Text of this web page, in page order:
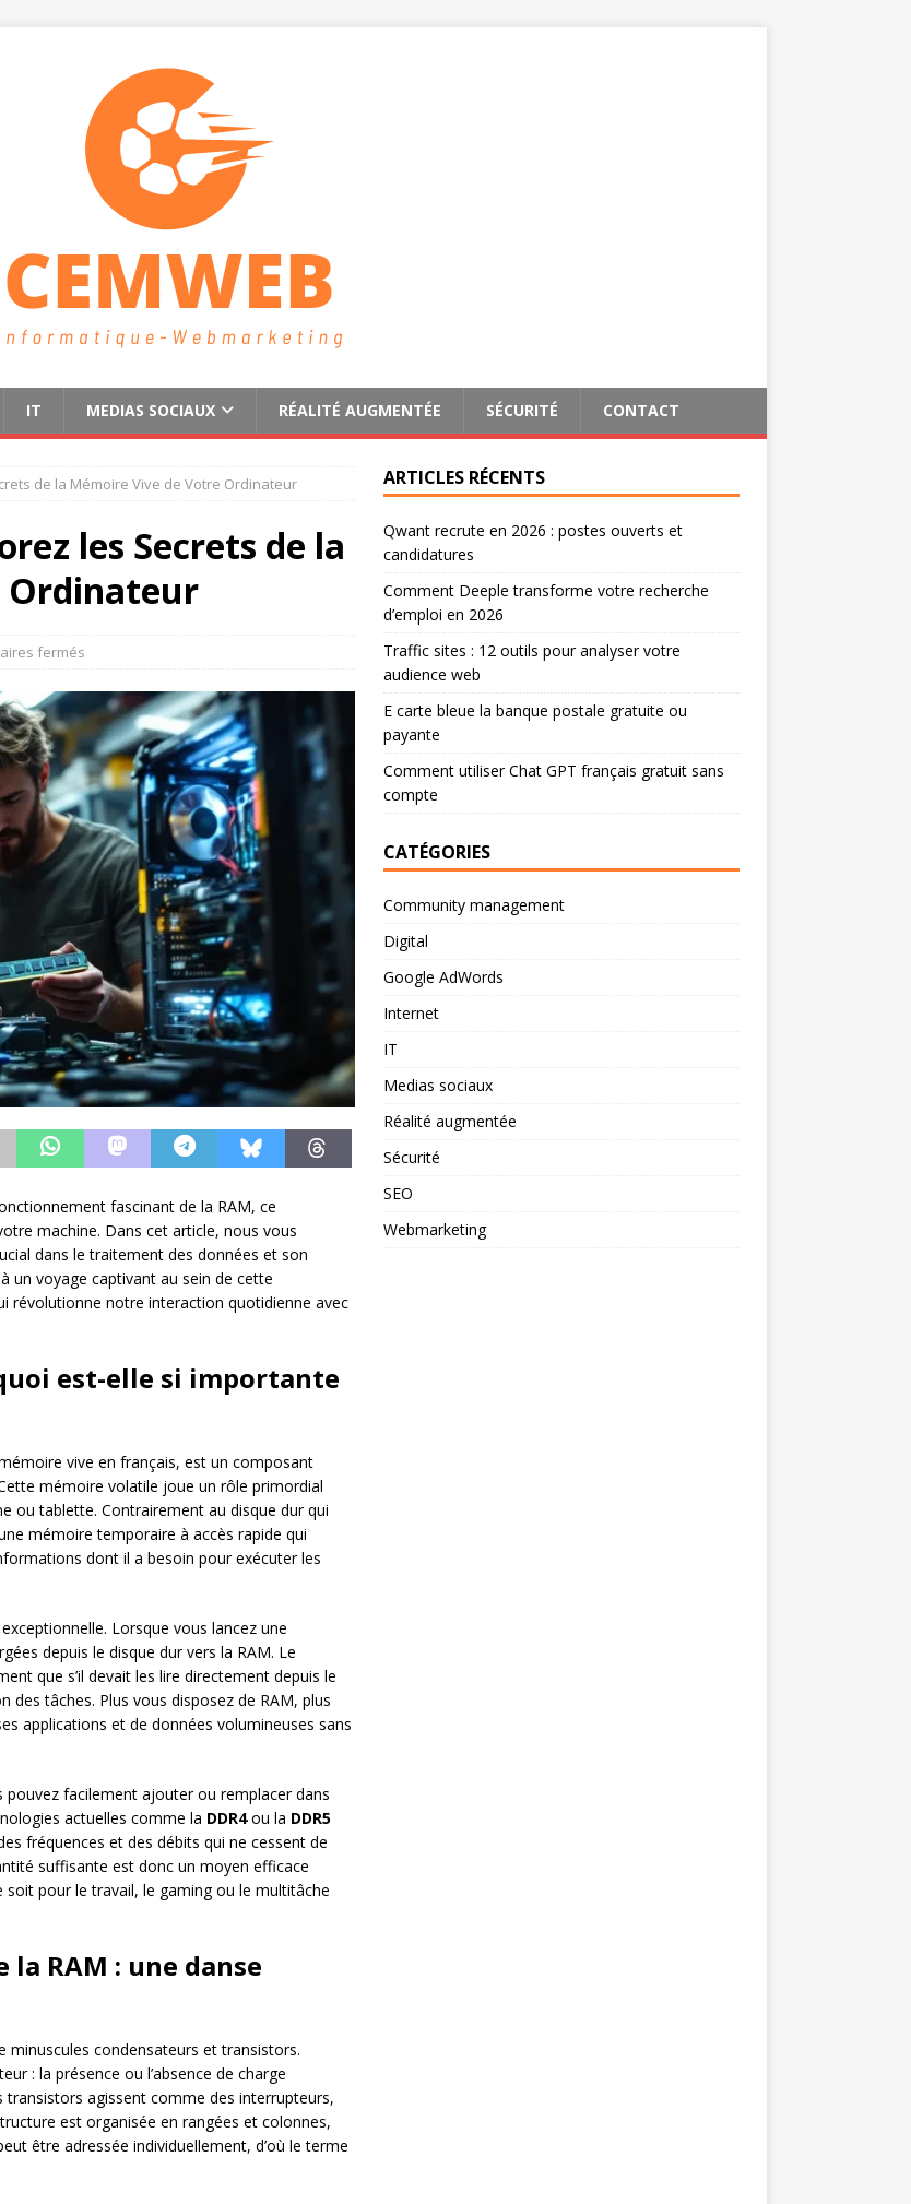
IT MEDIAS SOCIAUX RÉALITÉ AUGMENTÉE SÉCURITÉ CONTACT
de la Mémoire Vive de Votre Ordinateur
les Secrets de la
Ordinateur
fermés
fascinant de la RAM, ce
machine. Dans cet article, nous vous
dans le traitement des données et son
un voyage captivant au sein de cette
révolutionne notre interaction quotidienne avec
est-elle si importante
vive en français, est un composant
mémoire volatile joue un rôle primordial
ou tablette. Contrairement au disque dur qui
mémoire temporaire à accès rapide qui
dont il a besoin pour exécuter les
Lorsque vous lancez une
depuis le disque dur vers la RAM. Le
que s’il devait les lire directement depuis le
des tâches. Plus vous disposez de RAM, plus
applications et de données volumineuses sans
facilement ajouter ou remplacer dans
actuelles comme la DDR4ou la DDR5
fréquences et des débits qui ne cessent de
suffisante est donc un moyen efficace
pour le travail, le gaming ou le multitâche
RAM : une danse
minuscules condensateurs et transistors.
: la présence ou l’absence de charge
agissent comme des interrupteurs,
est organisée en rangées et colonnes,
être adressée individuellement, d’où le terme
ARTICLES RÉCENTS
Qwant recrute en 2026 : postes ouverts et
candidatures
Comment Deeple transforme votre recherche
d’emploi en 2026
Traffic sites : 12 outils pour analyser votre
audience web
E carte bleue la banque postale gratuite ou
payante
Comment utiliser Chat GPT français gratuit sans
compte
CATÉGORIES
Community management
Digital
Google AdWords
Internet
IT
Medias sociaux
Réalité augmentée
Sécurité
SEO
Webmarketing